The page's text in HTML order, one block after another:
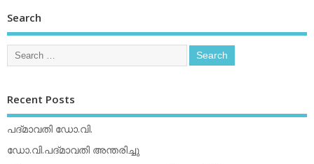
Search
Recent Posts
പദ്മാവതി ഡോ.വി.
ഡോ.വി.പദ്മാവതി അന്തരിച്ചു